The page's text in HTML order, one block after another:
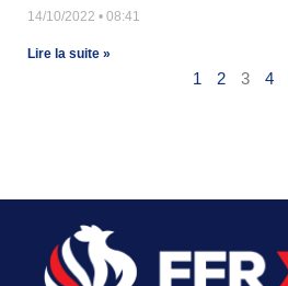
14/10/2022 08:41
Lire la suite »
1 2 3 4